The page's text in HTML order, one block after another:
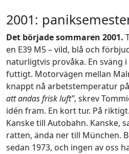
2001:
Det började sommaren 2001.
en E39 M5 – vild, blå och
naturligtvis provåka. En sväng
futtigt. Motorvägen mellan
knappt nå arbetstemperatur
att andas frisk luft", skrev
idén fram. En kort tur. På
Kanske till Autobahn. Kanske,
ratten, ända ner till München.
sedan 1973, och ingen av oss